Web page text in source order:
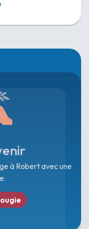
à Robert avec une